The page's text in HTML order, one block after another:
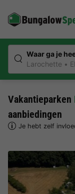
Waar ga je
Larochette
Vakantieparken
aanbiedingen
Je hebt zelf